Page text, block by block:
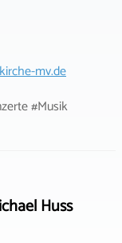
mv.de
#Musik
Huss